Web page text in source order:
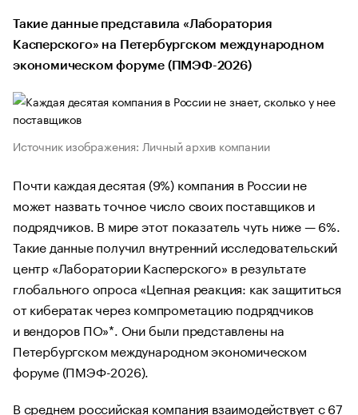
Такие данные представила «Лаборатория
Касперского» на Петербургском международном
экономическом форуме (ПМЭФ-2026)
Источник изображения: Личный архив компании
Почти каждая десятая (9%) компания в России не
может назвать точное число своих поставщиков и
подрядчиков. В мире этот показатель чуть ниже — 6%.
Такие данные получил внутренний исследовательский
центр «Лаборатории Касперского» в результате
глобального опроса «Цепная реакция: как защититься
от кибератак через компрометацию подрядчиков
и вендоров ПО»*. Они были представлены на
Петербургском международном экономическом
форуме (ПМЭФ-2026).
В среднем российская компания взаимодействует с 67